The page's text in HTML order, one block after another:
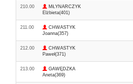
210.00
MŁYNARCZYK
Elżbieta(401)
211.00
CHWASTYK
Joanna(357)
212.00
CHWASTYK
Paweł(371)
213.00
GAWĘDZKA
Aneta(369)